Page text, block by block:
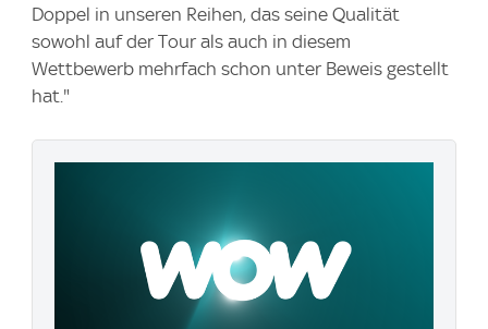
Doppel in unseren Reihen, das seine Qualität
sowohl auf der Tour als auch in diesem
Wettbewerb mehrfach schon unter Beweis gestellt
hat."